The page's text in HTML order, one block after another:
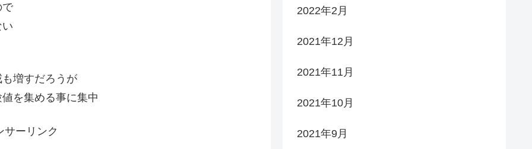
で
増すだろうが
を集める事に集中
サーリンク
2022年2月
2021年12月
2021年11月
2021年10月
2021年9月